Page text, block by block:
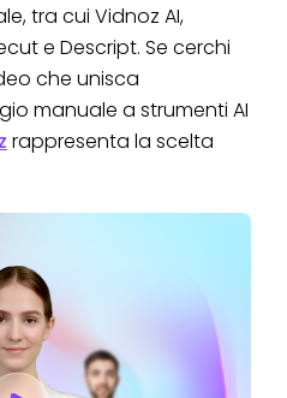
tra cui Vidnoz AI,
e Descript. Se cerchi
che unisca
manuale a strumenti AI
rappresenta la scelta